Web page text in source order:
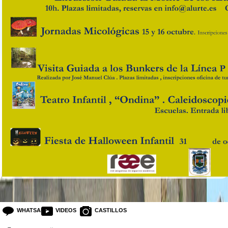
WHATSAPP VIDEOS CASTILLOS